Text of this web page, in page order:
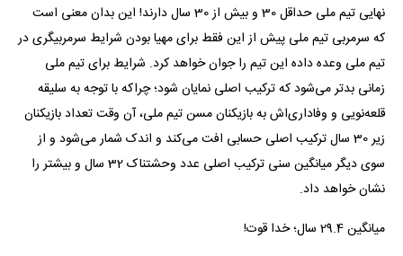
نهایی تیم ملی حداقل 30 و بیش از 30 سال دارند! این بدان معنی است
که سرمربی تیم ملی پیش از این فقط برای مهیا بودن شرایط سرمربیگری در
تیم ملی وعده داده این تیم را جوان خواهد کرد. شرایط برای تیم ملی
زمانی بدتر می‌شود که ترکیب اصلی نمایان شود؛ چراکه با توجه به سلیقه
قلعه‌نویی و وفاداری‌اش به بازیکنان مسن تیم ملی، آن وقت تعداد بازیکنان
زیر 30 سال ترکیب اصلی حسابی افت می‌کند و اندک شمار می‌شود و از
سوی دیگر میانگین سنی ترکیب اصلی عدد وحشتناک 32 سال و بیشتر را
نشان خواهد داد.
میانگین 29.4 سال؛ خدا قوت!